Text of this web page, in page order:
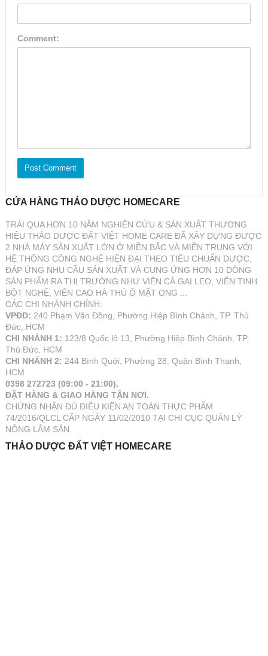
Comment:
CỬA HÀNG THẢO DƯỢC HOMECARE
TRẢI QUA HƠN 10 NĂM NGHIÊN CỨU & SẢN XUẤT THƯƠNG
HIỆU THẢO DƯỢC ĐẤT VIỆT HOME CARE ĐÃ XÂY DỰNG ĐƯỢC
2 NHÀ MÁY SẢN XUẤT LỚN Ở MIỀN BẮC VÀ MIỀN TRUNG VỚI
HỆ THỐNG CÔNG NGHỆ HIỆN ĐẠI THEO TIÊU CHUẨN DƯỢC,
ĐÁP ỨNG NHU CẦU SẢN XUẤT VÀ CUNG ỨNG HƠN 10 DÒNG
SẢN PHẨM RA THỊ TRƯỜNG NHƯ VIÊN CÀ GAI LEO, VIÊN TINH
BỘT NGHỆ, VIÊN CAO HÀ THỦ Ô MẬT ONG ...
CÁC CHI NHÁNH CHÍNH:
VPĐD: 240 Phạm Văn Đồng, Phường Hiệp Bình Chánh, TP. Thủ
Đức, HCM
CHI NHÁNH 1: 123/8 Quốc lộ 13, Phường Hiệp Bình Chánh, TP.
Thủ Đức, HCM
CHI NHÁNH 2: 244 Bình Quới, Phường 28, Quận Bình Thạnh,
HCM
0398 272723 (09:00 - 21:00).
ĐẶT HÀNG & GIAO HÀNG TẬN NƠI.
CHỨNG NHẬN ĐỦ ĐIỀU KIỆN AN TOÀN THỰC PHẨM
74/2016/QLCL CẤP NGÀY 11/02/2010 TẠI CHI CỤC QUẢN LÝ
NÔNG LÂM SẢN.
THẢO DƯỢC ĐẤT VIỆT HOMECARE